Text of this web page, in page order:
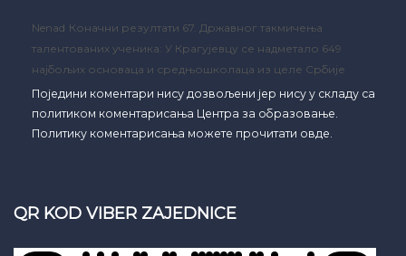
Nenad Коначни резултати 67. Државног такмичења
талентованих ученика: У Крагујевцу се надметало 649
најбољих основаца и средњошколаца из целе Србије
Поједини коментари нису дозвољени јер нису у складу са
политиком коментарисања Центра за образовање.
Политику коментарисања можете прочитати овде.
QR KOD VIBER ZAJEDNICE